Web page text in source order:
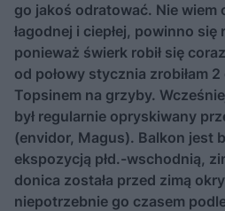
go jakoś odratować. Nie wiem
łagodnej i ciepłej, powinno
ponieważ świerk robił się
od połowy stycznia zrobiłam
Topsinem na grzyby.
był regularnie opryskiwany
(envidor, Magus). Balkon jest
ekspozycją płd.-wschodnią,
donica została przed zimą
niepotrzebnie go czasem